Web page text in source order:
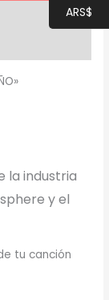
la industria
y el
tu canción
ARS$